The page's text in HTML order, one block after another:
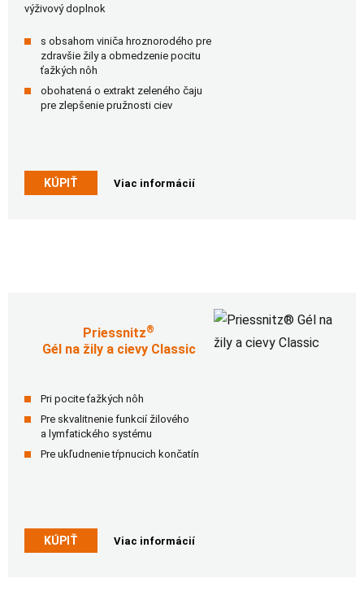
výživový doplnok
s obsahom viniča hroznorodého pre
zdravšie žily a obmedzenie pocitu
ťažkých nôh
obohatená o extrakt zeleného čaju
pre zlepšenie pružnosti ciev
KÚPIŤ Viac informácií
Priessnitz®
Gél na žily a cievy Classic
Pri pocite ťažkých nôh
Pre skvalitnenie funkcií žilového
a lymfatického systému
Pre ukľudnenie tŕpnucich končatín
KÚPIŤ Viac informácií